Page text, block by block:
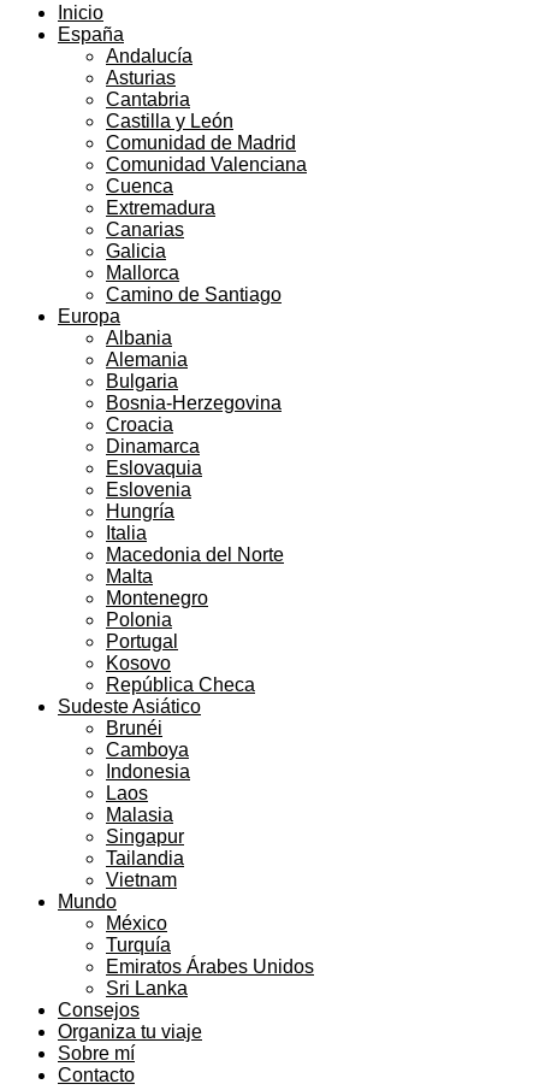
Inicio
España
Andalucía
Asturias
Cantabria
Castilla y León
Comunidad de Madrid
Comunidad Valenciana
Cuenca
Extremadura
Canarias
Galicia
Mallorca
Camino de Santiago
Europa
Albania
Alemania
Bulgaria
Bosnia-Herzegovina
Croacia
Dinamarca
Eslovaquia
Eslovenia
Hungría
Italia
Macedonia del Norte
Malta
Montenegro
Polonia
Portugal
Kosovo
República Checa
Sudeste Asiático
Brunéi
Camboya
Indonesia
Laos
Malasia
Singapur
Tailandia
Vietnam
Mundo
México
Turquía
Emiratos Árabes Unidos
Sri Lanka
Consejos
Organiza tu viaje
Sobre mí
Contacto